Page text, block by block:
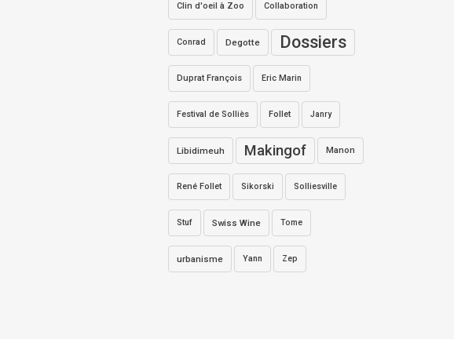
Clin d'oeil à Zoo Collaboration
Conrad Degotte Dossiers
Duprat François Eric Marin
Festival de Solliès Follet Janry
Libidimeuh Makingof Manon
René Follet Sikorski Solliesville
Stuf Swiss Wine Tome
urbanisme Yann Zep